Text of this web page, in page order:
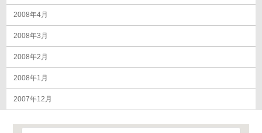
2008年4月
2008年3月
2008年2月
2008年1月
2007年12月